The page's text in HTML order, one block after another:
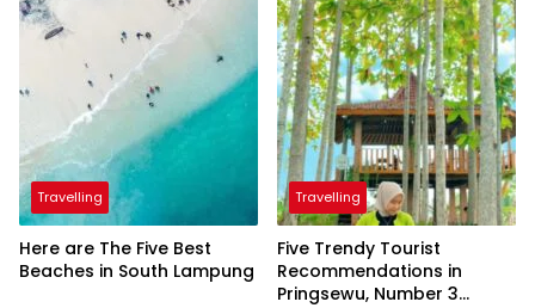
Travelling
Here are The Five Best
Beaches in South Lampung
Travelling
Five Trendy Tourist
Recommendations in
Pringsewu, Number 3